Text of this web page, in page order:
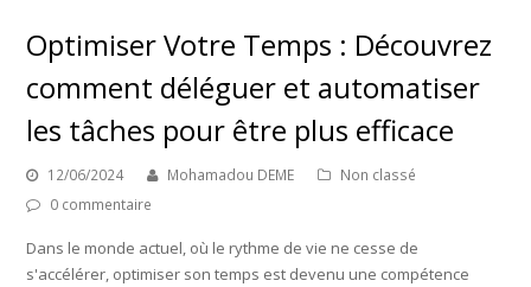
Optimiser Votre Temps : Découvrez
comment déléguer et automatiser
les tâches pour être plus efficace
12/06/2024 Mohamadou DEME
Non classé
0 commentaire
Dans le monde actuel, où le rythme de vie ne cesse de
s'accélérer, optimiser son temps est devenu une compétence